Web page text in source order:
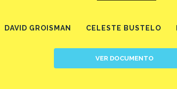
DAVID GROISMAN CELESTE BUSTELO
VER DOCUMENTO